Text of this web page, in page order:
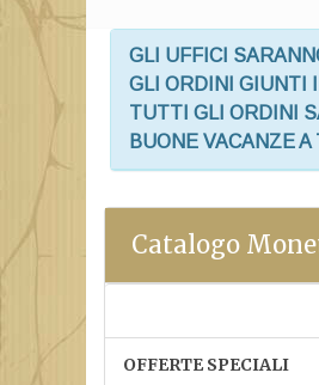
GLI UFFICI
GLI ORDINI GIUNTI
TUTTI GLI ORDINI
BUONE VACANZE
Catalogo
OFFERTE SPECIALI